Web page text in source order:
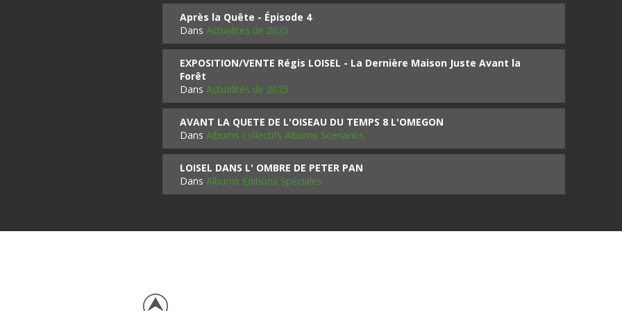
Après la Quête - Épisode 4
Dans Actualités de 2025
EXPOSITION/VENTE Régis LOISEL - La Dernière Maison Juste Avant la
Forêt
Dans Actualités de 2025
AVANT LA QUETE DE L'OISEAU DU TEMPS 8 L'OMEGON
Dans Albums collectifs Albums Scénarios
LOISEL DANS L' OMBRE DE PETER PAN
Dans Albums Editions Spéciales